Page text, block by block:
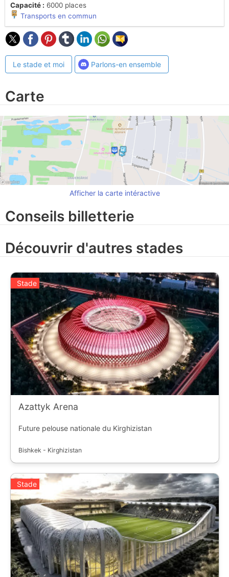
Capacité : 6000 places
Transports en commun
Le stade et moi Parlons-en ensemble
Carte
Afficher la carte intéractive
Conseils billetterie
Découvrir d'autres stades
Stade
Azattyk Arena
Future pelouse nationale du Kirghizistan
Bishkek - Kirghizistan
Stade